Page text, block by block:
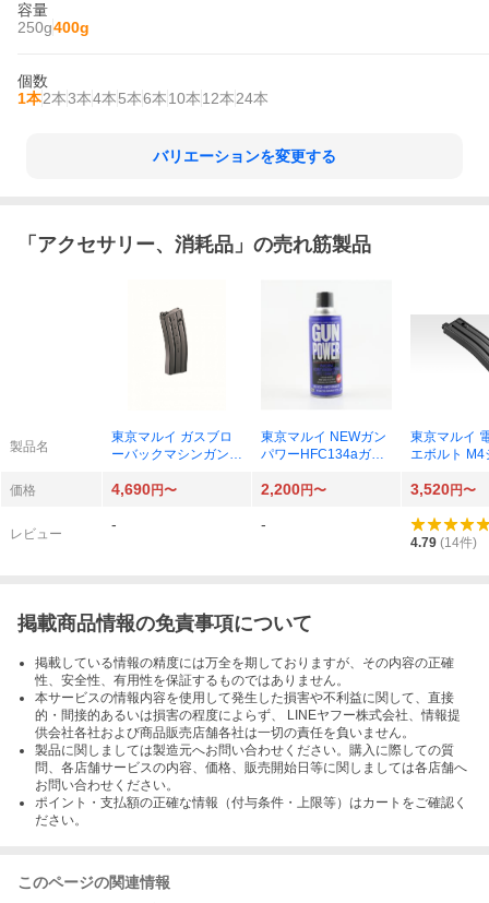
容量
250g400g
個数
1本2本3本4本5本6本10本12本24本
バリエーションを変更する
「 アクセサリー、消耗品 」の売れ筋製品
製品名
東京マルイ ガスブロ
ーバックマシンガン専
ペアマガジン
東京マルイ NEWガン
パワーHFC134aガス
東京マルイ
エボルト M4
価格
4,690円〜 2,200円〜 3,520円〜
レビュー
- -
4.79 (14件)
掲載商品情報の免責事項について
掲載している情報の精度には万全を期しておりますが、その内容の正確
性、安全性、有用性を保証するものではありません。
本サービスの情報内容を使用して発生した損害や不利益に関して、直接
的・間接的あるいは損害の程度によらず、 LINEヤフー株式会社、情報提
供会社各社および商品販売店舗各社は一切の責任を負いません。
製品に関しましては製造元へお問い合わせください。購入に際しての質
問、各店舗サービスの内容、価格、販売開始日等に関しましては各店舗へ
お問い合わせください。
ポイント・支払額の正確な情報（付与条件・上限等）はカートをご確認く
ださい。
このページの関連情報